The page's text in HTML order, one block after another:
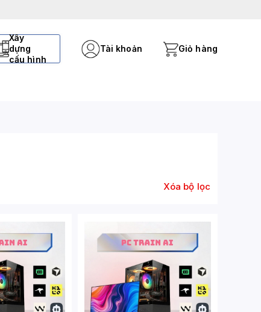
Xây
dựng
cấu hình
Tài khoản Giỏ hàng
Xóa bộ lọc